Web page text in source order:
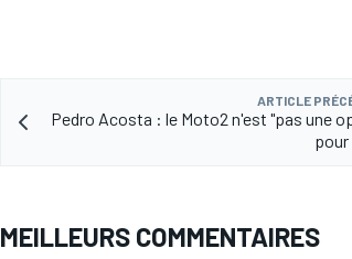
ARTICLE
Pedro Acosta : le Moto2 n'est "pas une
pour
MEILLEURS COMMENTAIRES